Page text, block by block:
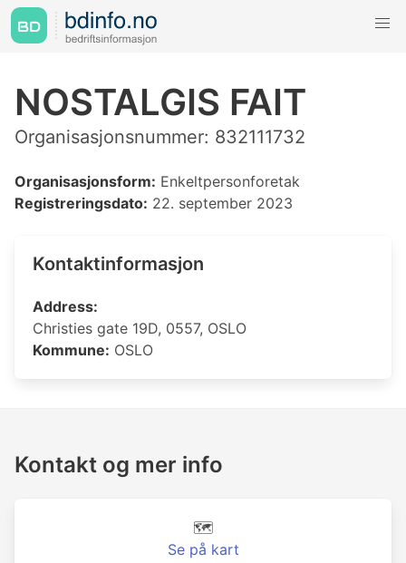
NOSTALGIS FAIT
Organisasjonsnummer: 832111732
Organisasjonsform: Enkeltpersonforetak
Registreringsdato: 22. september 2023
Kontaktinformasjon
Address:
Christies gate 19D, 0557, OSLO
Kommune: OSLO
Kontakt og mer info
🗺️
Se på kart